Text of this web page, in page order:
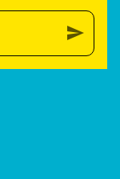
send